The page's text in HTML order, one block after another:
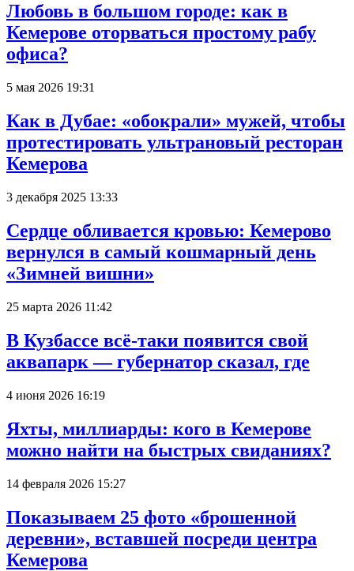
Любовь в большом городе: как в
Кемерове оторваться простому рабу
офиса?
5 мая 2026 19:31
Как в Дубае: «обокрали» мужей, чтобы
протестировать ультрановый ресторан
Кемерова
3 декабря 2025 13:33
Сердце обливается кровью: Кемерово
вернулся в самый кошмарный день
«Зимней вишни»
25 марта 2026 11:42
В Кузбассе всё-таки появится свой
аквапарк — губернатор сказал, где
4 июня 2026 16:19
Яхты, миллиарды: кого в Кемерове
можно найти на быстрых свиданиях?
14 февраля 2026 15:27
Показываем 25 фото «брошенной
деревни», вставшей посреди центра
Кемерова